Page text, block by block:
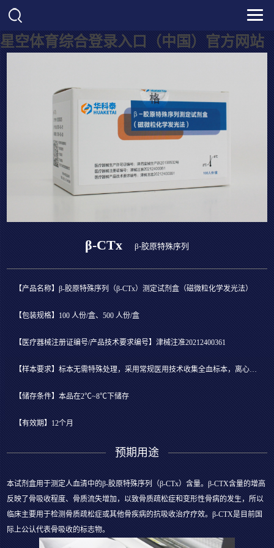
星空体育综合登录入口（中国）官方网站
β-CTx β-胶原特殊序列
【产品名称】β-胶原特殊序列（β-CTx）测定试剂盒（磁微粒化学发光法）
【包装规格】100 人份/盒、500 人份/盒
【医疗器械注册证编号/产品技术要求编号】津械注准20212400361
【储存条件】本品在2℃~8℃下储存
【有效期】12个月
预期用途
本试剂盒用于测定人血清中的β-胶原特殊序列（β-CTx）含量。β-CTX含量的增高
反映了骨吸收程度、骨质流失增加，以致骨质疏松症和变形性骨病的发生，所以
临床主要用于检测骨质疏松症或其他骨疾病的抗吸收治疗疗效。β-CTX是目前国
际上公认代表骨吸收的标志物。